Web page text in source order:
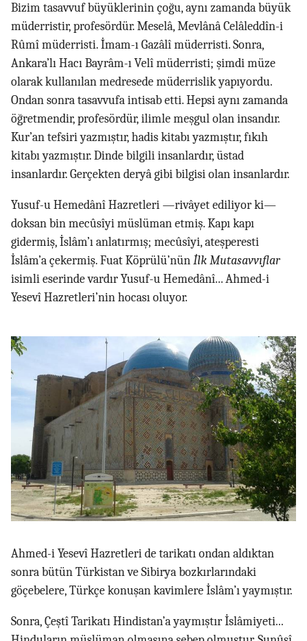
Bizim tasavvuf büyüklerinin çoğu, aynı zamanda büyük
müderristir, profesördür. Meselâ, Mevlânâ Celâleddîn-i
Rûmî müderristi. İmam-ı Gazâlî müderristi. Sonra,
Ankara’lı Hacı Bayrâm-ı Velî müderristi; şimdi müze
olarak kullanılan medresede müderrislik yapıyordu.
Ondan sonra tasavvufa intisab etti. Hepsi aynı zamanda
öğretmendir, profesördür, ilimle meşgul olan insandır.
Kur’an tefsiri yazmıştır, hadis kitabı yazmıştır, fıkıh
kitabı yazmıştır. Dinde bilgili insanlardır, üstad
insanlardır. Gerçekten deryâ gibi bilgisi olan insanlardır.
Yusuf-u Hemedânî Hazretleri —rivâyet ediliyor ki—
doksan bin mecûsîyi müslüman etmiş. Kapı kapı
gidermiş, İslâm’ı anlatırmış; mecûsîyi, ateşperesti
İslâm’a çekermiş. Fuat Köprülü’nünİlk Mutasavvıflar
isimli eserinde vardır Yusuf-u Hemedânî... Ahmed-i
Yesevî Hazretleri’nin hocası oluyor.
Ahmed-i Yesevî Hazretleri de tarikatı ondan aldıktan
sonra bütün Türkistan ve Sibirya bozkırlarındaki
göçebelere, Türkçe konuşan kavimlere İslâm’ı yaymıştır.
Sonra, Çeştî Tarikatı Hindistan’a yaymıştır İslâmiyeti...